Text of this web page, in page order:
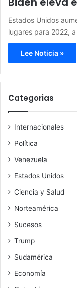
Estados Unidos
lugares para 2022,
Lee Noticia »
Categorias
Internacionales
Política
Venezuela
Estados Unidos
Ciencia y Salud
Norteamérica
Sucesos
Trump
Sudamérica
Economía